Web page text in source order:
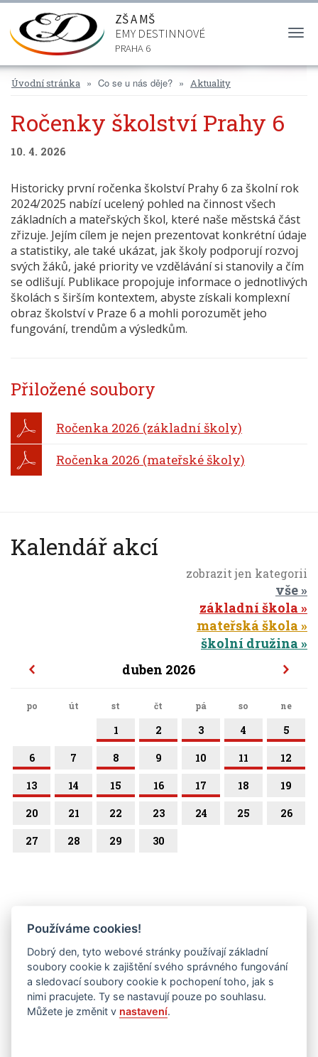
ZŠ A MŠ
EMY DESTINNOVÉ
PRAHA 6
Úvodní stránka Co se u nás děje? Aktuality
Ročenky školství Prahy 6
10. 4. 2026
Historicky první ročenka školství Prahy 6 za školní rok
2024/2025 nabízí ucelený pohled na činnost všech
základních a mateřských škol, které naše městská část
zřizuje. Jejím cílem je nejen prezentovat konkrétní údaje
a statistiky, ale také ukázat, jak školy podporují rozvoj
svých žáků, jaké priority ve vzdělávání si stanovily a čím
se odlišují. Publikace propojuje informace o jednotlivých
školách s širším kontextem, abyste získali komplexní
obraz školství v Praze 6 a mohli porozumět jeho
fungování, trendům a výsledkům.
Přiložené soubory
Ročenka 2026 (základní školy)
Ročenka 2026 (mateřské školy)
Kalendář akcí
zobrazit jen kategorii
vše
základní škola
mateřská škola
školní družina
duben 2026
po út st čt pá so ne
1 2 3 4 5
6 7 8 9 10 11 12
13 14 15 16 17 18 19
20 21 22 23 24 25 26
27 28 29 30
Používáme cookies!
Dobrý den, tyto webové stránky používají základní
soubory cookie k zajištění svého správného fungování
a sledovací soubory cookie k pochopení toho, jak s
nimi pracujete. Ty se nastavují pouze po souhlasu.
Můžete je změnit v nastavení.